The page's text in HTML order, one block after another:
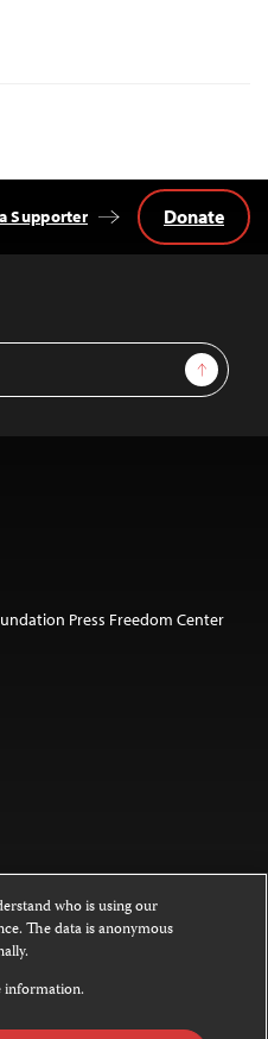
Sign Up
Supporter Donate
Press Freedom Center
is licensed under a
NoDerivatives 4.0
by the Creative Commons
who is using our
The data is anonymous